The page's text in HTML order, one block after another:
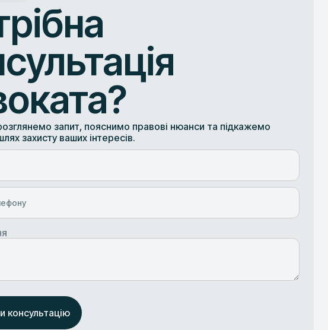
запит, пояснимо правові нюанси та підкажемо
захисту ваших інтересів.